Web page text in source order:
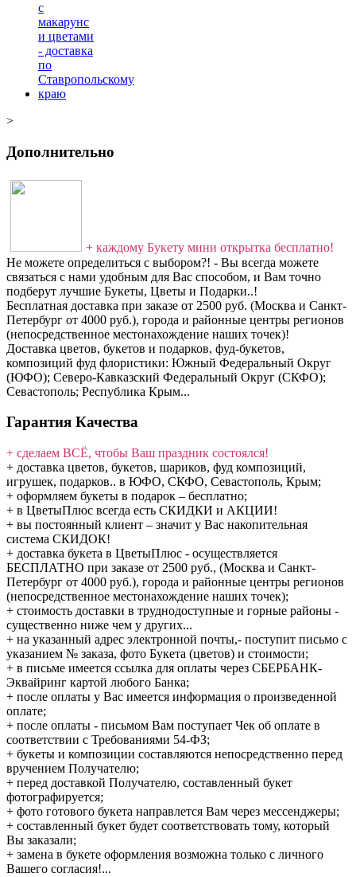
>
Дополнительно
+ каждому Букету мини открытка бесплатно!
Не можете определиться с выбором?! - Вы всегда можете
связаться с нами удобным для Вас способом, и Вам точно
подберут лучшие Букеты, Цветы и Подарки..!
Бесплатная доставка при заказе от 2500 руб. (Москва и Санкт-
Петербург от 4000 руб.), города и районные центры регионов
(непосредственное местонахождение наших точек)!
Доставка цветов, букетов и подарков, фуд-букетов,
композиций фуд флористики: Южный Федеральный Округ
(ЮФО); Северо-Кавказский Федеральный Округ (СКФО);
Севастополь; Республика Крым...
Гарантия Качества
+ сделаем ВСЁ, чтобы Ваш праздник состоялся!
+ доставка цветов, букетов, шариков, фуд композиций,
игрушек, подарков.. в ЮФО, СКФО, Севастополь, Крым;
+ оформляем букеты в подарок – бесплатно;
+ в ЦветыПлюс всегда есть СКИДКИ и АКЦИИ!
+ вы постоянный клиент – значит у Вас накопительная
система СКИДОК!
+ доставка букета в ЦветыПлюс - осуществляется
БЕСПЛАТНО при заказе от 2500 руб., (Москва и Санкт-
Петербург от 4000 руб.), города и районные центры регионов
(непосредственное местонахождение наших точек);
+ стоимость доставки в труднодоступные и горные районы -
существенно ниже чем у других...
+ на указанный адрес электронной почты,- поступит письмо с
указанием № заказа, фото Букета (цветов) и стоимости;
+ в письме имеется ссылка для оплаты через СБЕРБАНК-
Эквайринг картой любого Банка;
+ после оплаты у Вас имеется информация о произведенной
оплате;
+ после оплаты - письмом Вам поступает Чек об оплате в
соответствии с Требованиями 54-ФЗ;
+ букеты и композиции составляются непосредственно перед
вручением Получателю;
+ перед доставкой Получателю, составленный букет
фотографируется;
+ фото готового букета направлется Вам через мессенджеры;
+ составленный букет будет соответствовать тому, который
Вы заказали;
+ замена в букете оформления возможна только с личного
Вашего согласия!...